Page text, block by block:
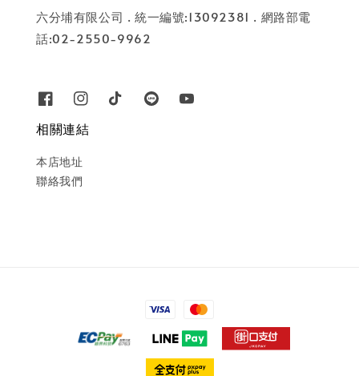
六分埔有限公司 . 統一編號:13092381 . 網路部電
話:02-2550-9962
相關連結
本店地址
聯絡我們